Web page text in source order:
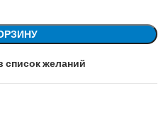
список желаний